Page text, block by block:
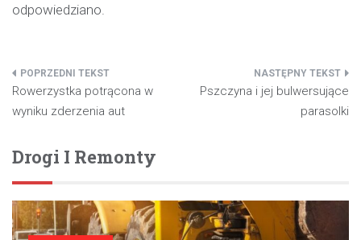
odpowiedziano.
Nawigacja
wpisu
Rowerzystka potrącona w
wyniku zderzenia aut
Pszczyna i jej bulwersujące
parasolki
Drogi I Remonty